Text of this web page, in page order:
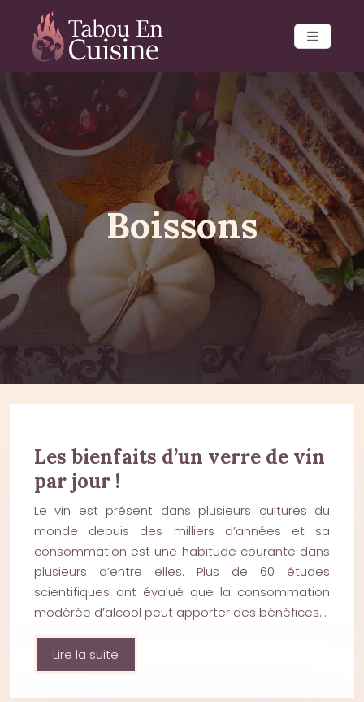
Boissons
Les bienfaits d’un verre de vin
par jour !
Le vin est présent dans plusieurs cultures du
monde depuis des milliers d’années et sa
consommation est une habitude courante dans
plusieurs d’entre elles. Plus de 60 études
scientifiques ont évalué que la consommation
modérée d’alcool peut apporter des bénéfices…
Lire la suite